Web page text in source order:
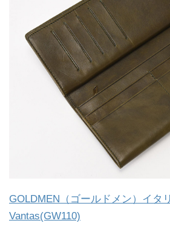
GOLDMEN（ゴールドメン）イタ
Vantas(GW110)